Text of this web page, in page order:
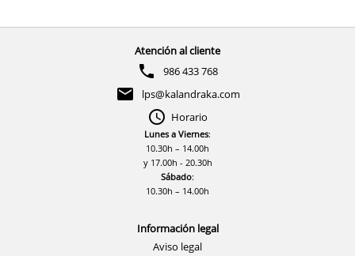
Atención al cliente
986 433 768
lps@kalandraka.com
Horario
Lunes a Viernes:
10.30h – 14.00h
y 17.00h - 20.30h
Sábado:
10.30h – 14.00h
Información legal
Aviso legal